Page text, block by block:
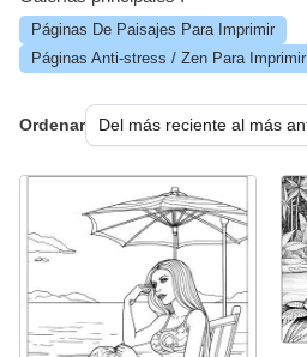
Páginas De Paisajes Para Imprimir
Páginas Anti-stress / Zen Para Imprimir
Ordenar